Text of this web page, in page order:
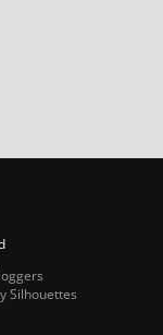
Silhouettes